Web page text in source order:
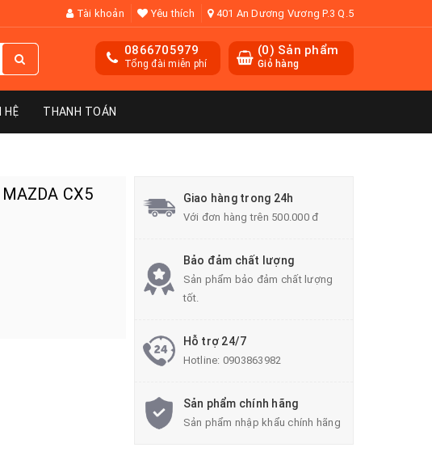
Tài khoản Yêu thích 401 An Dương Vương P.3 Q.5
(0) Sản phẩm
Giỏ hàng
0866705979
Tổng đài miễn phí
HỆ THANH TOÁN
CX5
Giao hàng trong 24h
Với đơn hàng trên 500.000 đ
Bảo đảm chất lượng
Sản phẩm bảo đảm chất lượng
tốt.
Hỗ trợ 24/7
Hotline: 0903863982
Sản phẩm chính hãng
Sản phẩm nhập khẩu chính hãng